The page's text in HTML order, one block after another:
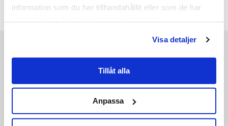
information som du har tillhandahållit eller som de har
Visa detaljer
Tillåt alla
Anpassa